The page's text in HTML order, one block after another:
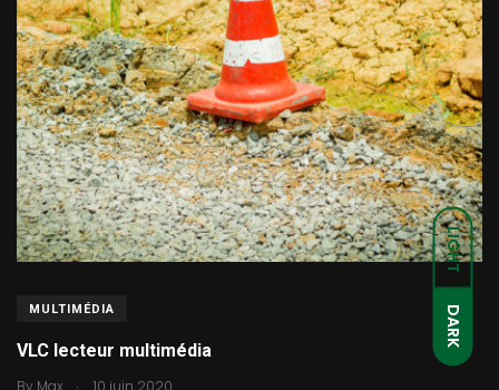
LIGHT
DARK
MULTIMÉDIA
VLC lecteur multimédia
.